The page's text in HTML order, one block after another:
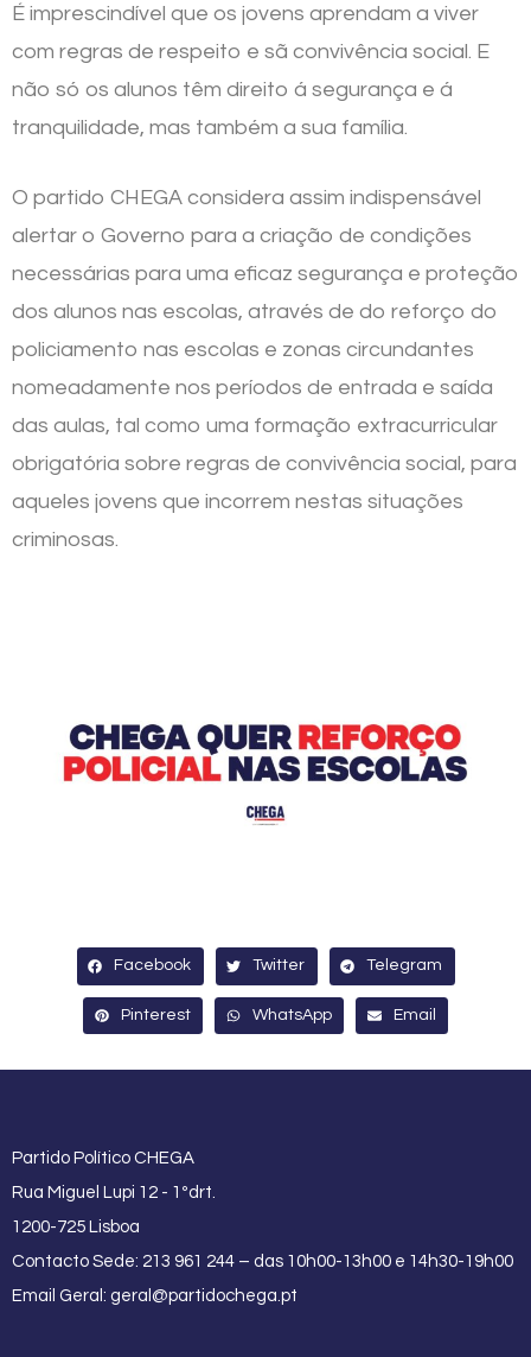
É imprescindível que os jovens aprendam a viver
com regras de respeito e sã convivência social. E
não só os alunos têm direito á segurança e á
tranquilidade, mas também a sua família.
O partido CHEGA considera assim indispensável
alertar o Governo para a criação de condições
necessárias para uma eficaz segurança e proteção
dos alunos nas escolas, através de do reforço do
policiamento nas escolas e zonas circundantes
nomeadamente nos períodos de entrada e saída
das aulas, tal como uma formação extracurricular
obrigatória sobre regras de convivência social, para
aqueles jovens que incorrem nestas situações
criminosas.
Facebook Twitter Telegram
Pinterest WhatsApp Email
Partido Político CHEGA
Rua Miguel Lupi 12 - 1ºdrt.
1200-725 Lisboa
Contacto Sede: 213 961 244 – das 10h00-13h00 e 14h30-19h00
Email Geral: geral@partidochega.pt